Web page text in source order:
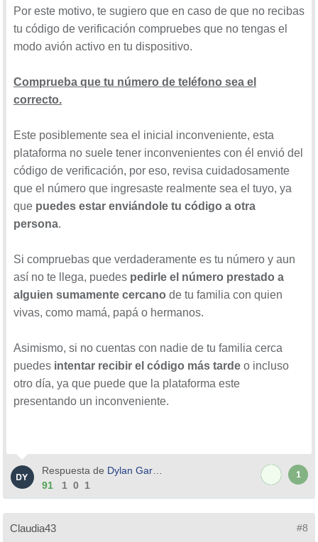
Por este motivo, te sugiero que en caso de que no recibas
tu código de verificación compruebes que no tengas el
modo avión activo en tu dispositivo.
Comprueba que tu número de teléfono sea el
correcto.
Este posiblemente sea el inicial inconveniente, esta
plataforma no suele tener inconvenientes con él envió del
código de verificación, por eso, revisa cuidadosamente
que el número que ingresaste realmente sea el tuyo, ya
que puedes estar enviándole tu código a otra
persona.
Si compruebas que verdaderamente es tu número y aun
así no te llega, puedes pedirle el número prestado a
alguien sumamente cercano de tu familia con quien
vivas, como mamá, papá o hermanos.
Asimismo, si no cuentas con nadie de tu familia cerca
puedes intentar recibir el código más tarde o incluso
otro día, ya que puede que la plataforma este
presentando un inconveniente.
Respuesta de Dylan Garcia
91
1 0 1
1
Claudia43 #8